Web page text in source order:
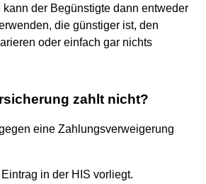
der Begünstigte dann entweder
die günstiger ist, den
oder einfach gar nichts
zahlt nicht?
eine Zahlungsverweigerung
in der HIS vorliegt.